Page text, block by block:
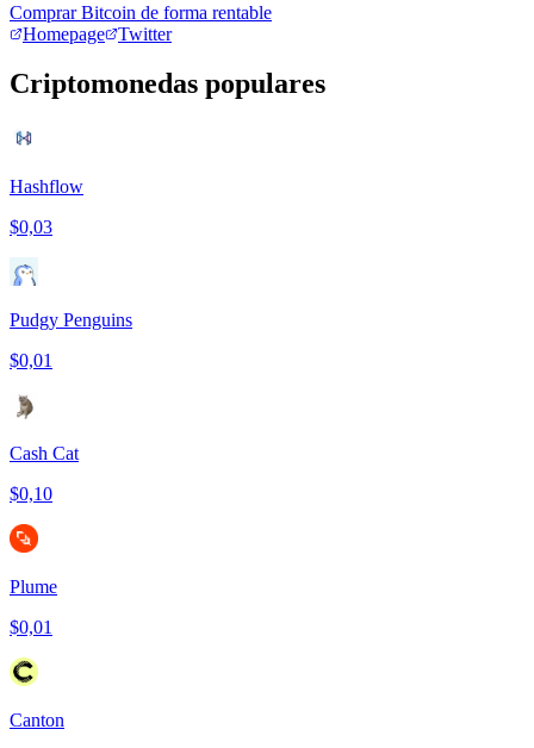
Comprar Bitcoin de forma rentable
Homepage
Twitter
Criptomonedas populares
Hashflow
$0,03
Pudgy Penguins
$0,01
Cash Cat
$0,10
Plume
$0,01
Canton